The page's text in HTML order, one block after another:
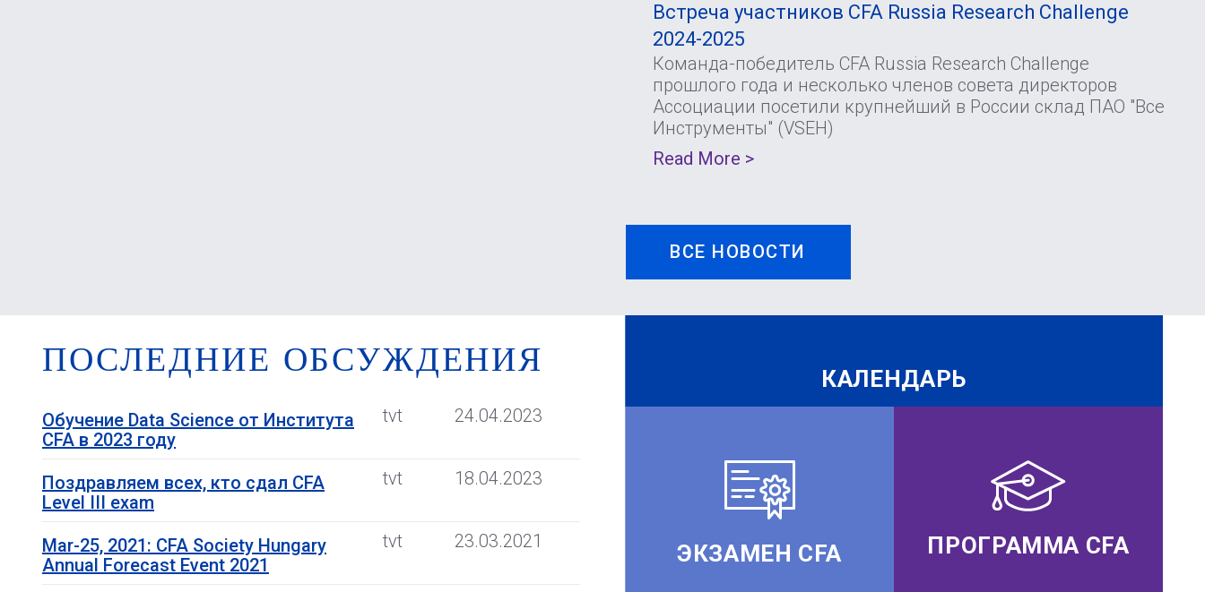
Встреча участников CFA Russia Research Challenge
2024-2025
Команда-победитель CFA Russia Research Challenge
прошлого года и несколько членов совета директоров
Ассоциации посетили крупнейший в России склад ПАО "Все
Инструменты" (VSEH)
Read More >
ВСЕ НОВОСТИ
ПОСЛЕДНИЕ ОБСУЖДЕНИЯ
Обучение Data Science от Института
CFA в 2023 году
tvt 24.04.2023
Поздравляем всех, кто сдал CFA
Level III exam
tvt 18.04.2023
Mar-25, 2021: CFA Society Hungary
Annual Forecast Event 2021
tvt 23.03.2021
КАЛЕНДАРЬ
ЭКЗАМЕН CFA ПРОГРАММА CFA